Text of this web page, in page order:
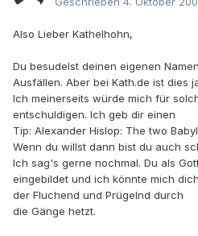
Also Lieber Kathelhohn,
Du besudelst deinen eigenen
Ausfällen. Aber bei Kath.de ist dies
Ich meinerseits würde mich für
entschuldigen. Ich geb dir einen
Tip: Alexander Hislop: The two
Wenn du willst dann bist du auch
Ich sag's gerne nochmal. Du als
eingebildet und ich könnte mich
der Fluchend und Prügelnd durch
die Gänge hetzt.